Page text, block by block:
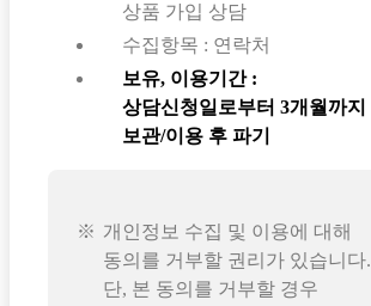
상품 가입 상담
수집항목 : 연락처
보유, 이용기간 :
상담신청일로부터 3개월까지
보관/이용 후 파기
개인정보 수집 및 이용에 대해
동의를 거부할 권리가 있습니다.
단, 본 동의를 거부할 경우